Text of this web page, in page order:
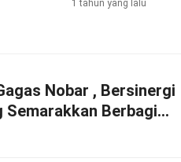
1 tahun yang lalu
Nobar , Bersinergi
Semarakkan Berbagi